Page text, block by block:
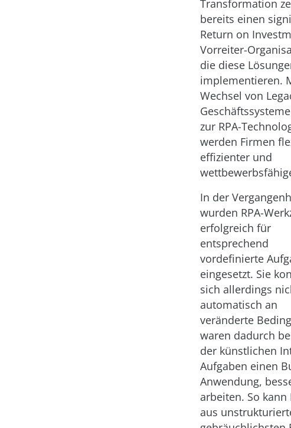
Transformation
bereits einen
Return on
Vorreiter-
die diese
implementieren.
Wechsel von
zur RPA-
werden Firmen
effizienter und
In der
wurden RPA-
erfolgreich für
entsprechend
vordefinierte
eingesetzt. Sie
sich allerdings
automatisch an
veränderte
waren dadurch
der künstlichen
Aufgaben einen
Anwendung,
arbeiten. So kann
aus